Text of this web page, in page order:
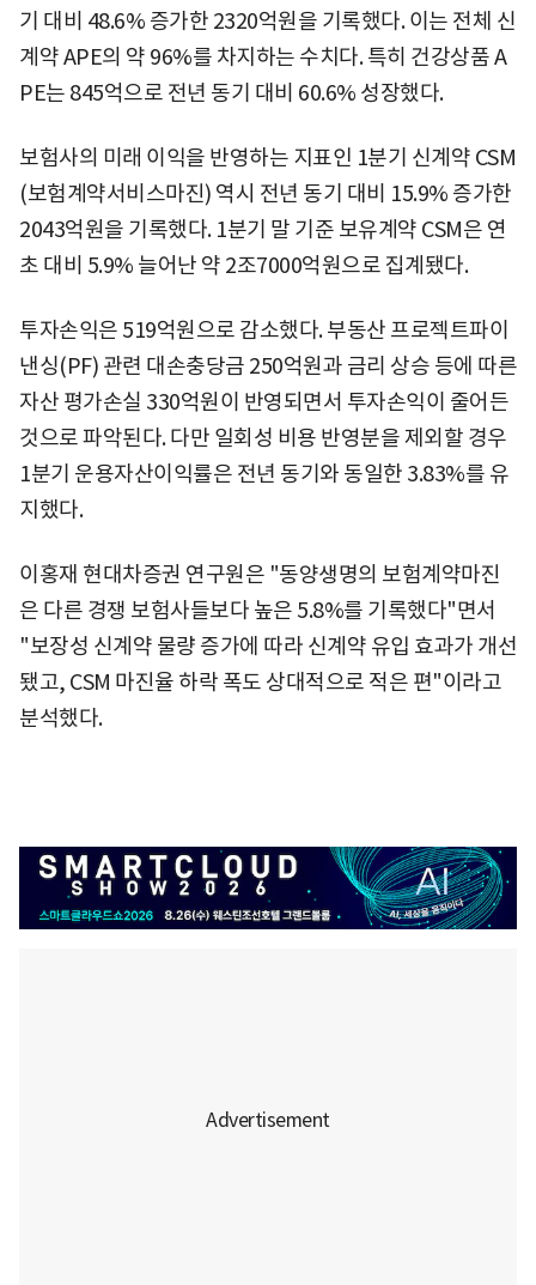
기 대비 48.6% 증가한 2320억원을 기록했다. 이는 전체 신
계약 APE의 약 96%를 차지하는 수치다. 특히 건강상품 A
PE는 845억으로 전년 동기 대비 60.6% 성장했다.
보험사의 미래 이익을 반영하는 지표인 1분기 신계약 CSM
(보험계약서비스마진) 역시 전년 동기 대비 15.9% 증가한
2043억원을 기록했다. 1분기 말 기준 보유계약 CSM은 연
초 대비 5.9% 늘어난 약 2조7000억원으로 집계됐다.
투자손익은 519억원으로 감소했다. 부동산 프로젝트파이
낸싱(PF) 관련 대손충당금 250억원과 금리 상승 등에 따른
자산 평가손실 330억원이 반영되면서 투자손익이 줄어든
것으로 파악된다. 다만 일회성 비용 반영분을 제외할 경우
1분기 운용자산이익률은 전년 동기와 동일한 3.83%를 유
지했다.
이홍재 현대차증권 연구원은 "동양생명의 보험계약마진
은 다른 경쟁 보험사들보다 높은 5.8%를 기록했다"면서
"보장성 신계약 물량 증가에 따라 신계약 유입 효과가 개선
됐고, CSM 마진율 하락 폭도 상대적으로 적은 편"이라고
분석했다.